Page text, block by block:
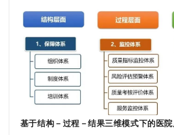
基于结构－过程－结果三维模式下的医